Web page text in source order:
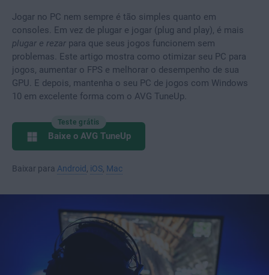
Jogar no PC nem sempre é tão simples quanto em
consoles. Em vez de plugar e jogar (plug and play), é mais
plugar e rezar para que seus jogos funcionem sem
problemas. Este artigo mostra como otimizar seu PC para
jogos, aumentar o FPS e melhorar o desempenho de sua
GPU. E depois, mantenha o seu PC de jogos com Windows
10 em excelente forma com o AVG TuneUp.
Teste grátis
Baixe o AVG TuneUp
Baixar para Android iOS Mac